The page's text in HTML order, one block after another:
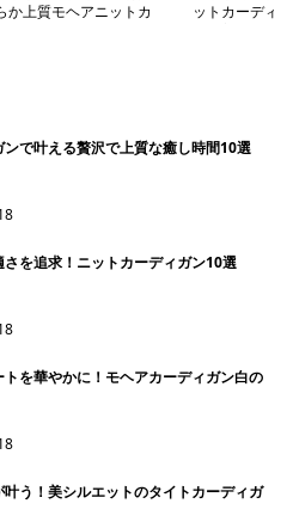
か上質モヘアニットカ
ットカーディ
ンで叶える贅沢で上質な癒し時間10選
を追求！ニットカーディガン10選
を華やかに！モヘアカーディガン白の
叶う！美シルエットのタイトカーディガ